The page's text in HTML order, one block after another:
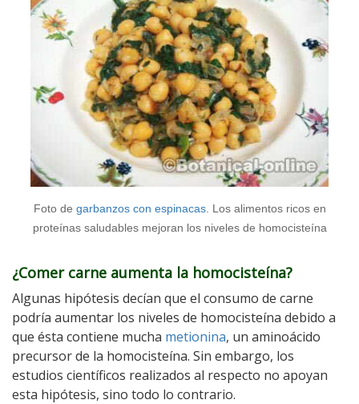
Foto de garbanzos con espinacas. Los alimentos ricos en
proteínas saludables mejoran los niveles de homocisteína
¿Comer carne aumenta la homocisteína?
Algunas hipótesis decían que el consumo de carne
podría aumentar los niveles de homocisteína debido a
que ésta contiene mucha metionina, un aminoácido
precursor de la homocisteína. Sin embargo, los
estudios científicos realizados al respecto no apoyan
esta hipótesis, sino todo lo contrario.